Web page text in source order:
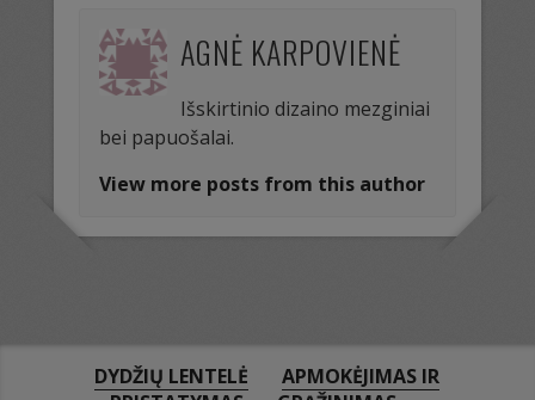
AGNĖ KARPOVIENĖ
Išskirtinio dizaino mezginiai
bei papuošalai.
View more posts from this author
DYDŽIŲ LENTELĖ
APMOKĖJIMAS IR